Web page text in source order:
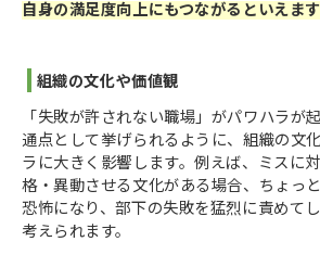
自身の満足度向上にもつながるといえます
組織の文化や価値観
「失敗が許されない職場」がパワハラが
通点として挙げられるように、組織の文
ラに大きく影響します。例えば、ミスに
格・異動させる文化がある場合、ちょっ
恐怖になり、部下の失敗を猛烈に責めて
考えられます。